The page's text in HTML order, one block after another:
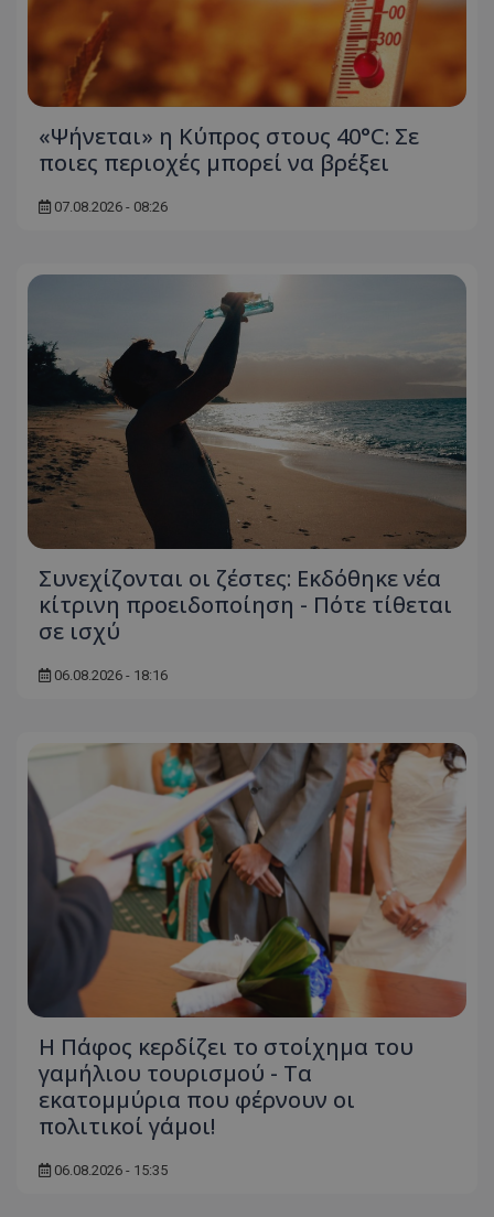
«Ψήνεται» η Κύπρος στους 40°C: Σε
ποιες περιοχές μπορεί να βρέξει
07.08.2026 - 08:26
Συνεχίζονται οι ζέστες: Εκδόθηκε νέα
κίτρινη προειδοποίηση - Πότε τίθεται
σε ισχύ
06.08.2026 - 18:16
Η Πάφος κερδίζει το στοίχημα του
γαμήλιου τουρισμού - Τα
εκατομμύρια που φέρνουν οι
πολιτικοί γάμοι!
06.08.2026 - 15:35